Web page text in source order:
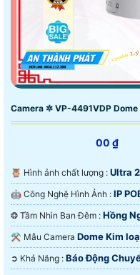
Camera ✲ VP-4491VDP Dome
00 ₫
🦉 Hình ảnh chất lượng : Ultra
🤖️ Công Nghệ Hình Ảnh : IP
❂ Tầm Nhìn Ban Đêm : Hồng
⚒ Mẫu Camera Dome Kim
️➲ Khả Năng : Báo Động